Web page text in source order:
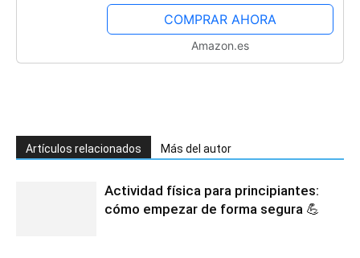
y sombras, perspectivas, texturas y
detalles - Todo paso...
COMPRAR AHORA
Amazon.es
Artículos relacionados Más del autor
Actividad física para principiantes:
cómo empezar de forma segura 💪